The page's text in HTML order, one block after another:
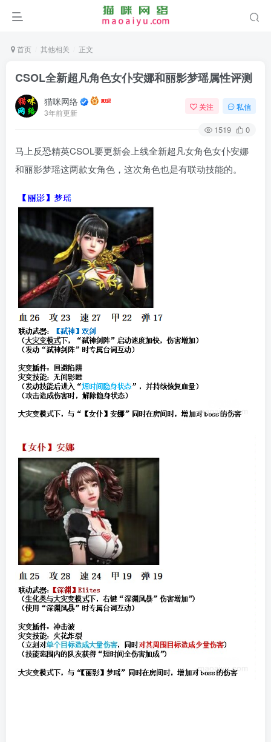
首页 其他相关 正文
CSOL全新超凡角色女仆安娜和丽影梦瑶属性评测
猫咪网络
3年前更新
关注 私信
1519 0
马上反恐精英CSOL要更新会上线全新超凡女角色女仆安娜
和丽影梦瑶这两款女角色，这次角色也是有联动技能的。